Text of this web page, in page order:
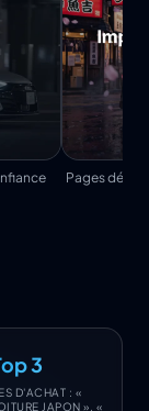
Pages
3
D'ACHAT : «
JAPON », «